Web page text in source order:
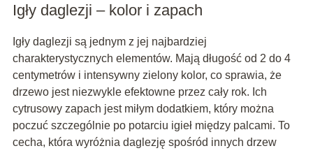
Igły daglezji – kolor i zapach
Igły daglezji są jednym z jej najbardziej
charakterystycznych elementów. Mają długość od 2 do 4
centymetrów i intensywny zielony kolor, co sprawia, że
drzewo jest niezwykle efektowne przez cały rok. Ich
cytrusowy zapach jest miłym dodatkiem, który można
poczuć szczególnie po potarciu igieł między palcami. To
cecha, która wyróżnia daglezję spośród innych drzew